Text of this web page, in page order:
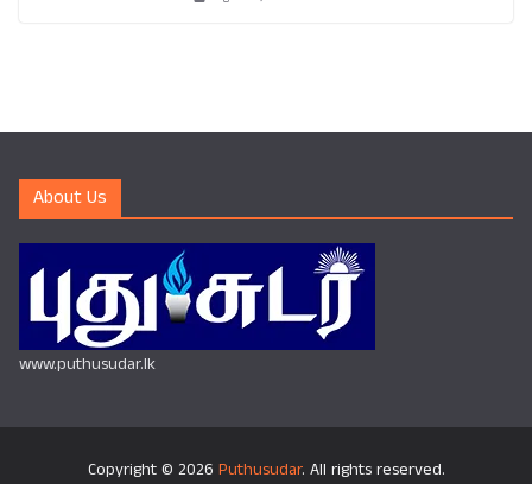
About Us
www.puthusudar.lk
Copyright © 2026 Puthusudar. All rights reserved.